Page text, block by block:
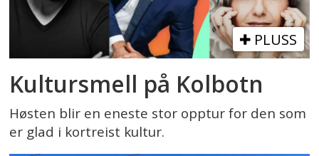
PLUSS
Kultursmell på Kolbotn
Høsten blir en eneste stor opptur for den som
er glad i kortreist kultur.